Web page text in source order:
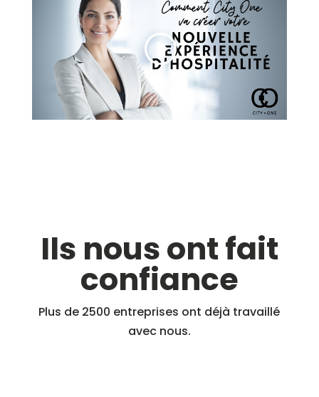
Ils nous ont fait
confiance
Plus de 2500 entreprises ont déjà travaillé
avec nous.